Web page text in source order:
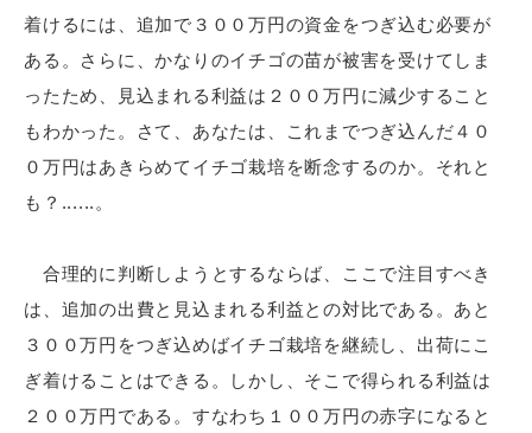
着けるには、追加で３００万円の資金をつぎ込む必要が
ある。さらに、かなりのイチゴの苗が被害を受けてしま
ったため、見込まれる利益は２００万円に減少すること
もわかった。さて、あなたは、これまでつぎ込んだ４０
０万円はあきらめてイチゴ栽培を断念するのか。それと
も？......。
合理的に判断しようとするならば、ここで注目すべき
は、追加の出費と見込まれる利益との対比である。あと
３００万円をつぎ込めばイチゴ栽培を継続し、出荷にこ
ぎ着けることはできる。しかし、そこで得られる利益は
２００万円である。すなわち１００万円の赤字になると